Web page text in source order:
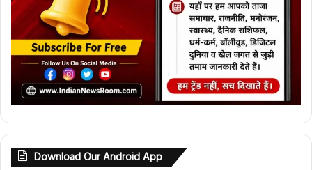
Download Our Android App